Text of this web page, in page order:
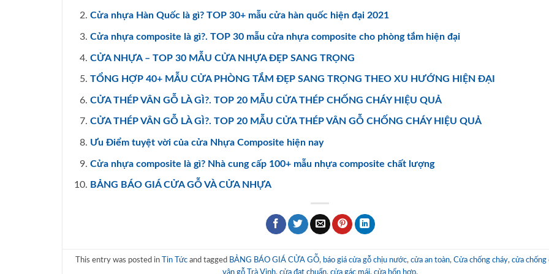
Cửa nhựa Hàn Quốc là gì? TOP 30+ mẫu cửa hàn quốc hiện đại 2021
Cửa nhựa composite là gì?. TOP 30 mẫu cửa nhựa composite cho phòng tắm hiện đại
CỬA NHỰA – TOP 30 MẪU CỬA NHỰA ĐẸP SANG TRỌNG
TỔNG HỢP 40+ MẪU CỬA PHÒNG TẮM ĐẸP SANG TRỌNG THEO XU HƯỚNG HIỆN ĐẠI
CỬA THÉP VÂN GỖ LÀ GÌ?. TOP 20 MẪU CỬA THÉP CHỐNG CHÁY HIỆU QUẢ
CỬA THÉP VÂN GỖ LÀ GÌ?. TOP 20 MẪU CỬA THÉP VÂN GỖ CHỐNG CHÁY HIỆU QUẢ
Ưu Điểm tuyệt vời của cửa Nhựa Composite hiện nay
Cửa nhựa composite là gì? Nhà cung cấp 100+ mẫu nhựa composite chất lượng
BẢNG BÁO GIÁ CỬA GỖ VÀ CỬA NHỰA
This entry was posted in Tin Tức and tagged BẢNG BÁO GIÁ CỬA GỖ, báo giá cửa gỗ chịu nước, cửa an toàn, Cửa chống cháy, cửa chống
vân gỗ Trà Vinh, cửa đạt chuẩn, cửa gác mái, cửa hổn hợp.